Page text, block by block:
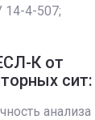
14-4-507;
К от
сит:
анализа